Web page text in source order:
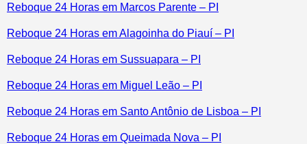
Reboque 24 Horas em Marcos Parente – PI
Reboque 24 Horas em Alagoinha do Piauí – PI
Reboque 24 Horas em Sussuapara – PI
Reboque 24 Horas em Miguel Leão – PI
Reboque 24 Horas em Santo Antônio de Lisboa – PI
Reboque 24 Horas em Queimada Nova – PI